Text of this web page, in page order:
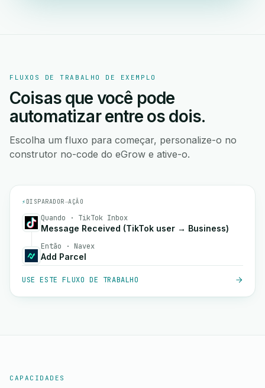
FLUXOS DE TRABALHO DE EXEMPLO
Coisas que você pode
automatizar entre os dois.
Escolha um fluxo para começar, personalize-o no
construtor no-code do eGrow e ative-o.
⚡ DISPARADOR→AÇÃO
Quando · TikTok Inbox
Message Received (TikTok user → Business)
Então · Navex
Add Parcel
USE ESTE FLUXO DE TRABALHO
CAPACIDADES